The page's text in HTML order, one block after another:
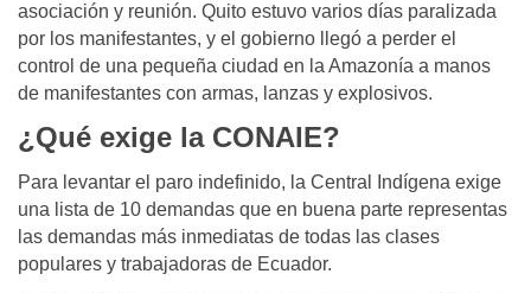
asociación y reunión. Quito estuvo varios días paralizada
por los manifestantes, y el gobierno llegó a perder el
control de una pequeña ciudad en la Amazonía a manos
de manifestantes con armas, lanzas y explosivos.
¿Qué exige la CONAIE?
Para levantar el paro indefinido, la Central Indígena exige
una lista de 10 demandas que en buena parte representas
las demandas más inmediatas de todas las clases
populares y trabajadoras de Ecuador.